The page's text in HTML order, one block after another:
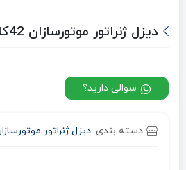
دیزل ژنراتور موتورسازان 42کاوا مدل G 4-236
سوالی دارید؟
دسته بندی: دیزل ژنراتور